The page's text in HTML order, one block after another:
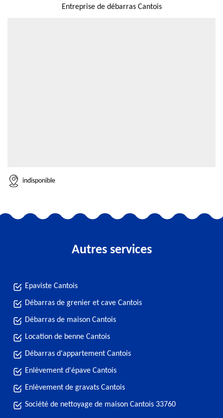
Entreprise de débarras Cantois
indisponible
Autres services
Epaviste Cantois
Débarras de grenier et cave Cantois
Débarras de maison Cantois
Location de benne Cantois
Débarras d'appartement Cantois
Enlèvement d'épave Cantois
Enlèvement de gravats Cantois
Société de nettoyage de maison Cantois 33760